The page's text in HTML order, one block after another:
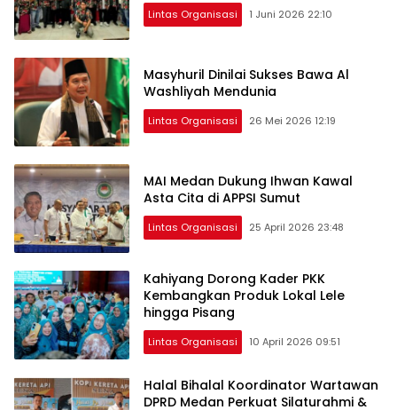
Lintas Organisasi 1 Juni 2026 22:10
Masyhuril Dinilai Sukses Bawa Al
Washliyah Mendunia
Lintas Organisasi 26 Mei 2026 12:19
MAI Medan Dukung Ihwan Kawal
Asta Cita di APPSI Sumut
Lintas Organisasi 25 April 2026 23:48
Kahiyang Dorong Kader PKK
Kembangkan Produk Lokal Lele
hingga Pisang
Lintas Organisasi 10 April 2026 09:51
Halal Bihalal Koordinator Wartawan
DPRD Medan Perkuat Silaturahmi &